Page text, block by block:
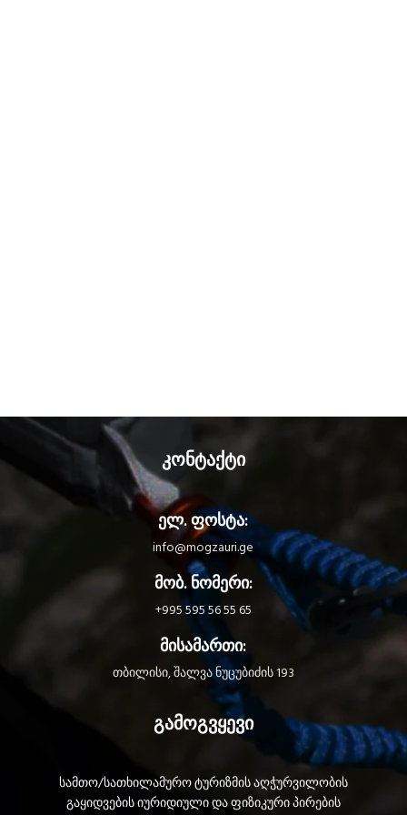
კონტაქტი
ელ. ფოსტა:
info@mogzauri.ge
მობ. ნომერი:
+995 595 56 55 65
მისამართი:
თბილისი, შალვა ნუცუბიძის 193
გამოგვყევი
სამთო/სათხილამურო ტურიზმის აღჭურვილობის
გაყიდვების იურიდიული და ფიზიკური პირების